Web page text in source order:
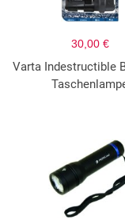
30,00 €
Varta Indestructible